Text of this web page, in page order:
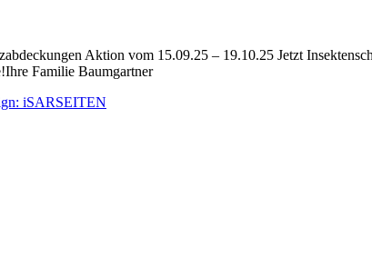
Aktion vom 15.09.25 – 19.10.25 Jetzt
Familie Baumgartner
iSARSEITEN